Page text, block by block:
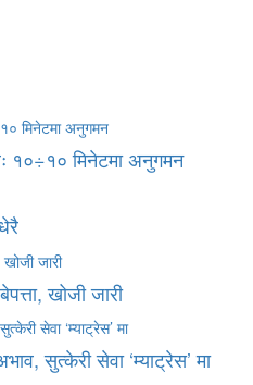
१०÷१० मिनेटमा अनुगमन
खोजी जारी
सुत्केरी सेवा ‘म्याट्रेस’ मा